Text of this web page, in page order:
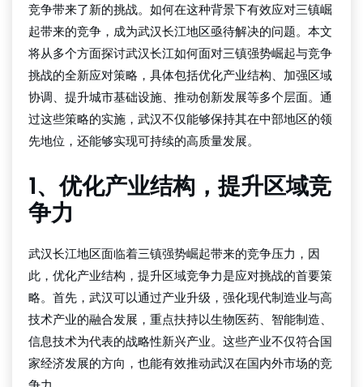
竞争带来了新的挑战。如何在这种背景下有效应对三镇崛
起带来的竞争，成为武汉长江地区亟待解决的问题。本文
将从多个方面探讨武汉长江如何面对三镇强势崛起与竞争
挑战的全新应对策略，具体包括优化产业结构、加强区域
协调、提升城市基础设施、推动创新发展等多个层面。通
过这些策略的实施，武汉不仅能够保持其在中部地区的领
先地位，还能够实现可持续的高质量发展。
1、优化产业结构，提升区域竞
争力
武汉长江地区面临着三镇强势崛起带来的竞争压力，因
此，优化产业结构，提升区域竞争力是应对挑战的首要策
略。首先，武汉可以通过产业升级，强化现代制造业与高
技术产业的融合发展，重点扶持以生物医药、智能制造、
信息技术为代表的战略性新兴产业。这些产业不仅符合国
家经济发展的方向，也能有效推动武汉在国内外市场的竞